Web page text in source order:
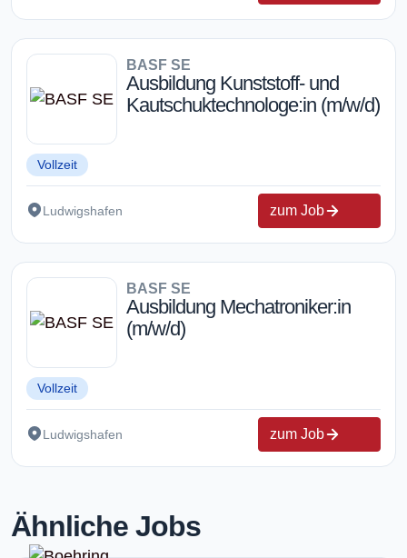
BASF SE
Ausbildung Kunststoff- und
Kautschuktechnologe:in (m/w/d)
Vollzeit
Ludwigshafen zum Job
BASF SE
Ausbildung Mechatroniker:in
(m/w/d)
Vollzeit
Ludwigshafen zum Job
Ähnliche Jobs